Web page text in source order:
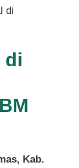
di
di
Kab.